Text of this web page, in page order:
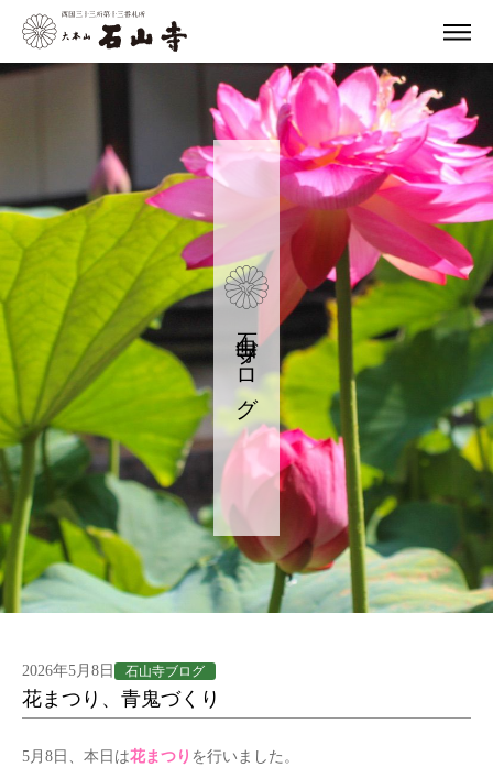
石山寺ブログ
2026年5月8日 石山寺ブログ
花まつり、青鬼づくり
5月8日、本日は花まつり を行いました。